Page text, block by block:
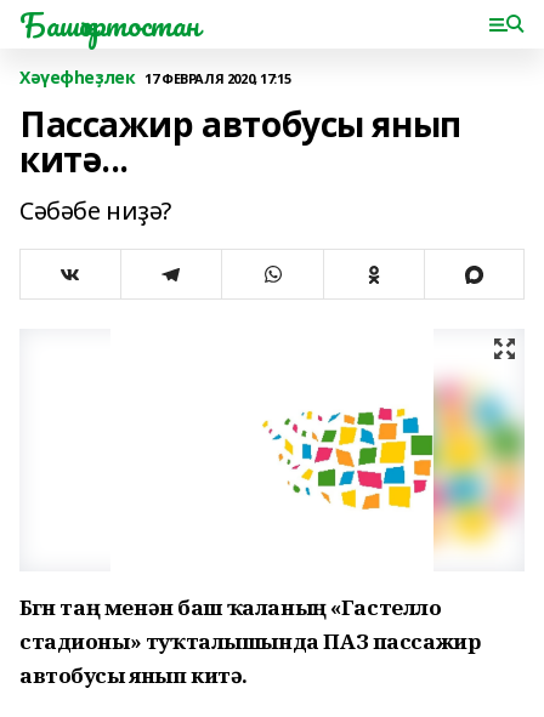
Башҡортостан
Хәүефһеҙлек 17 ФЕВРАЛЯ 2020, 17:15
Пассажир автобусы янып
китә...
Сәбәбе ниҙә?
Бөгөн таң менән баш ҡаланың «Гастелло
стадионы» туҡталышында ПАЗ пассажир
автобусы янып китә.